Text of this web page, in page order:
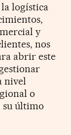
logística
y
nos
abrir este
nivel
o
su último